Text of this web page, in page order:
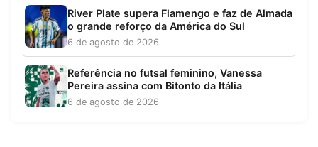
River Plate supera Flamengo e faz de Almada
o grande reforço da América do Sul
6 de agosto de 2026
Referência no futsal feminino, Vanessa
Pereira assina com Bitonto da Itália
6 de agosto de 2026